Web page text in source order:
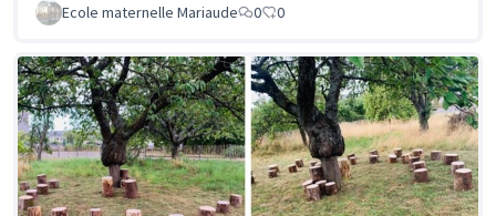
Ecole maternelle Mariaude
0 0